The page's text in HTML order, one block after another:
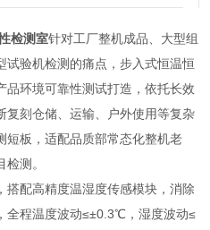
检测室针对工厂整机成品、大型组
试验机检测的痛点，步入式恒温恒
品环境可靠性测试打造，依托长效
复刻仓储、运输、户外使用等复杂
短板，适配品质部常态化整机老
测。
搭配高精度温湿度传感模块，消除
全程温度波动≤±0.3℃，湿度波动≤